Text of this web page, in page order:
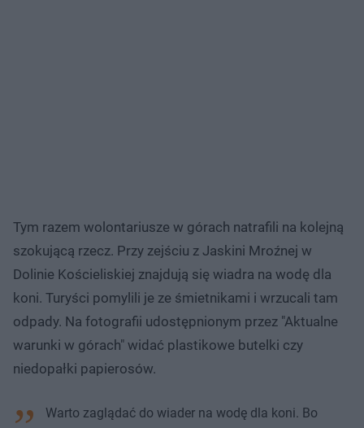
Tym razem wolontariusze w górach natrafili na kolejną
szokującą rzecz. Przy zejściu z Jaskini Mroźnej w
Dolinie Kościeliskiej znajdują się wiadra na wodę dla
koni. Turyści pomylili je ze śmietnikami i wrzucali tam
odpady. Na fotografii udostępnionym przez "Aktualne
warunki w górach" widać plastikowe butelki czy
niedopałki papierosów.
Warto zaglądać do wiader na wodę dla koni. Bo